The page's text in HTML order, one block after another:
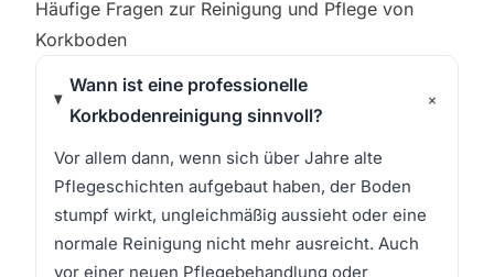
Häufige Fragen zur Reinigung und Pflege von
Korkboden
Wann ist eine professionelle
Korkbodenreinigung sinnvoll?
+
Vor allem dann, wenn sich über Jahre alte
Pflegeschichten aufgebaut haben, der Boden
stumpf wirkt, ungleichmäßig aussieht oder eine
normale Reinigung nicht mehr ausreicht. Auch
vor einer neuen Pflegebehandlung oder